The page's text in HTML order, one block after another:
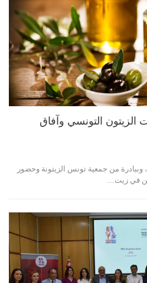
التونسي وآفاق
وببادرة من جمعية تونس الزيتونة وحضور